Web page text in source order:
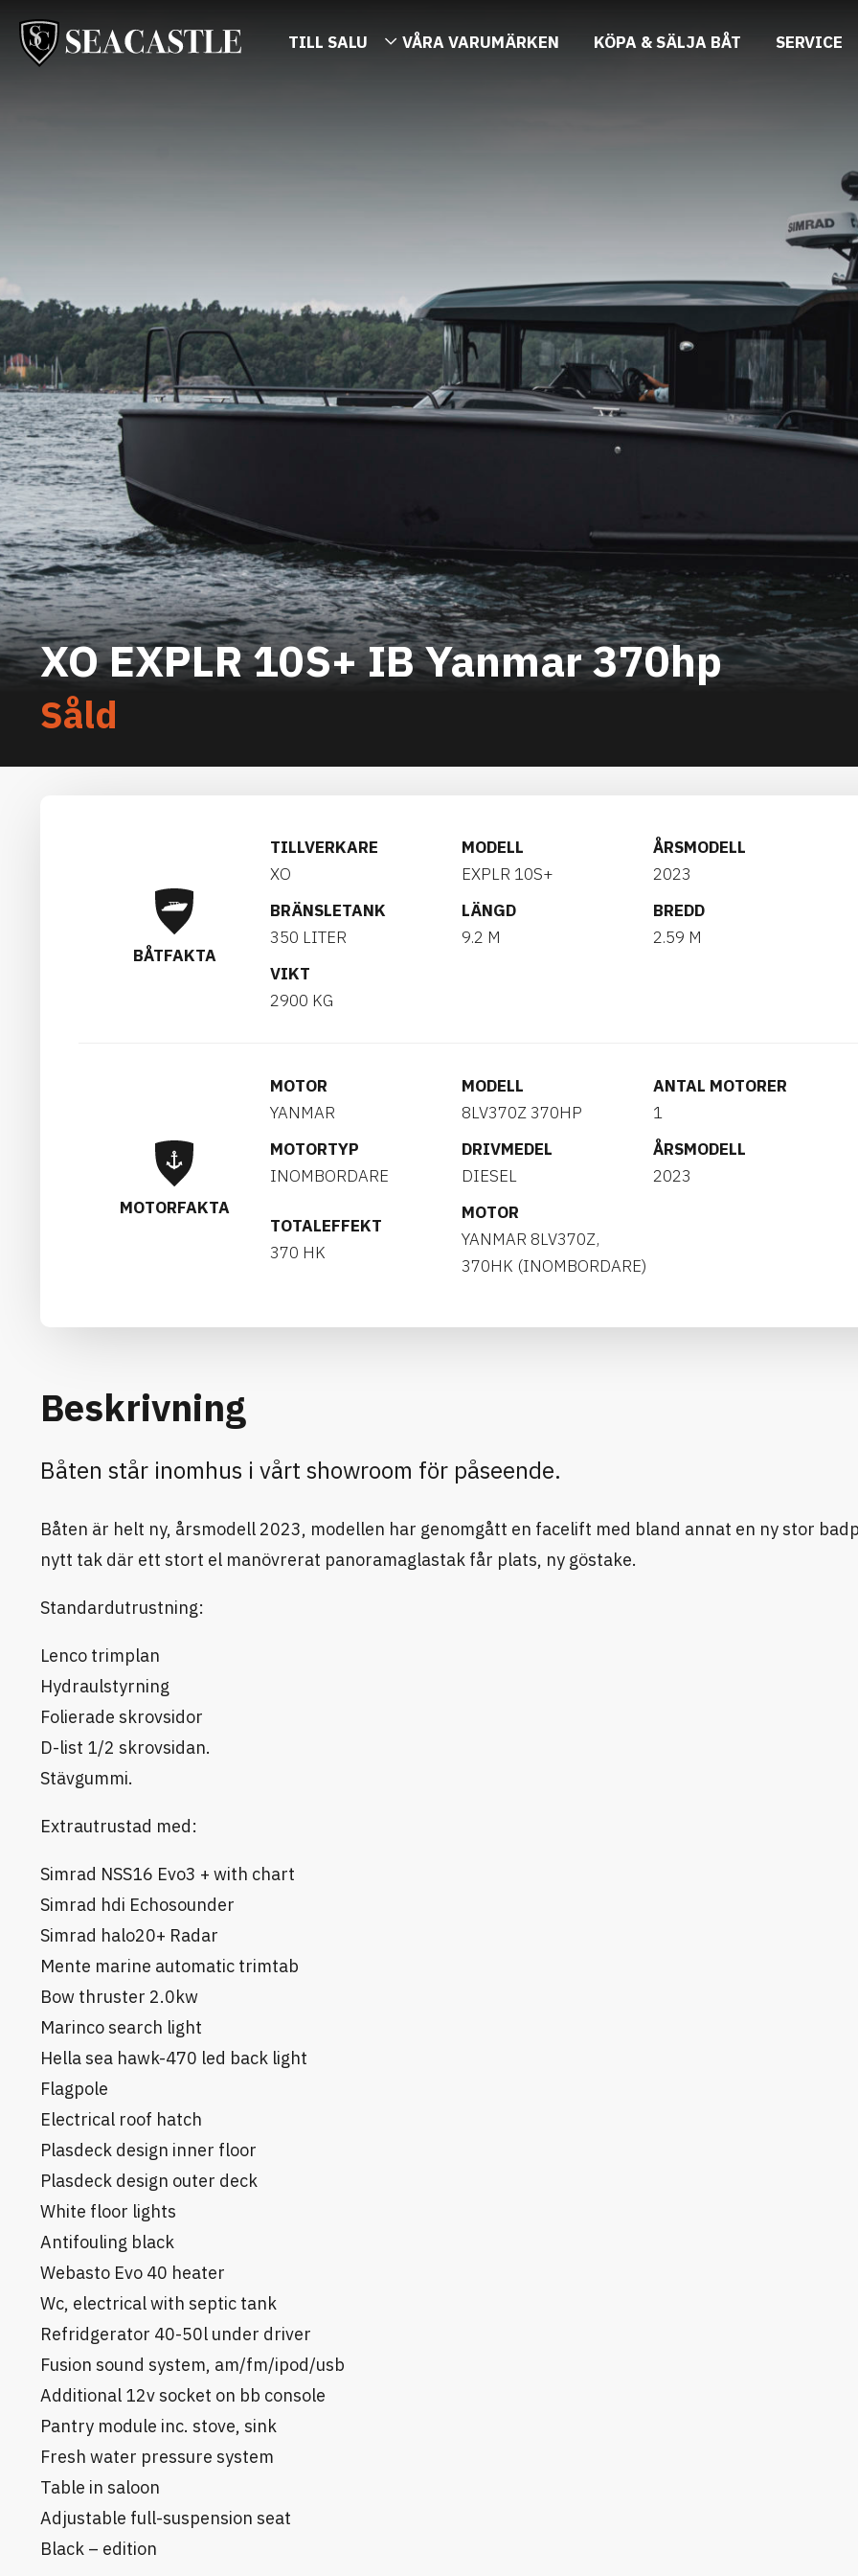
TILL SALU VÅRA VARUMÄRKEN KÖPA & SÄLJA BÅT SERVICE
XO EXPLR 10S+ IB Yanmar 370hp
Såld
BÅTFAKTA
TILLVERKARE
XO
MODELL
EXPLR 10S+
ÅRSMODELL
2023
BRÄNSLETANK
350 LITER
LÄNGD
9.2 M
BREDD
2.59 M
VIKT
2900 KG
MOTORFAKTA
MOTOR
YANMAR
MODELL
8LV370Z 370HP
ANTAL MOTORER
1
MOTORTYP
INOMBORDARE
DRIVMEDEL
DIESEL
ÅRSMODELL
2023
TOTALEFFEKT
370 HK
MOTOR
YANMAR 8LV370Z,
370HK (INOMBORDARE)
Beskrivning
Båten står inomhus i vårt showroom för påseende.
Båten är helt ny, årsmodell 2023, modellen har genomgått en facelift med bland annat en ny stor
nytt tak där ett stort el manövrerat panoramaglastak får plats, ny göstake.
Standardutrustning:
Lenco trimplan
Hydraulstyrning
Folierade skrovsidor
D-list 1/2 skrovsidan.
Stävgummi.
Extrautrustad med:
Simrad NSS16 Evo3 + with chart
Simrad hdi Echosounder
Simrad halo20+ Radar
Mente marine automatic trimtab
Bow thruster 2.0kw
Marinco search light
Hella sea hawk-470 led back light
Flagpole
Electrical roof hatch
Plasdeck design inner floor
Plasdeck design outer deck
White floor lights
Antifouling black
Webasto Evo 40 heater
Wc, electrical with septic tank
Refridgerator 40-50l under driver
Fusion sound system, am/fm/ipod/usb
Additional 12v socket on bb console
Pantry module inc. stove, sink
Fresh water pressure system
Table in saloon
Adjustable full-suspension seat
Black – edition